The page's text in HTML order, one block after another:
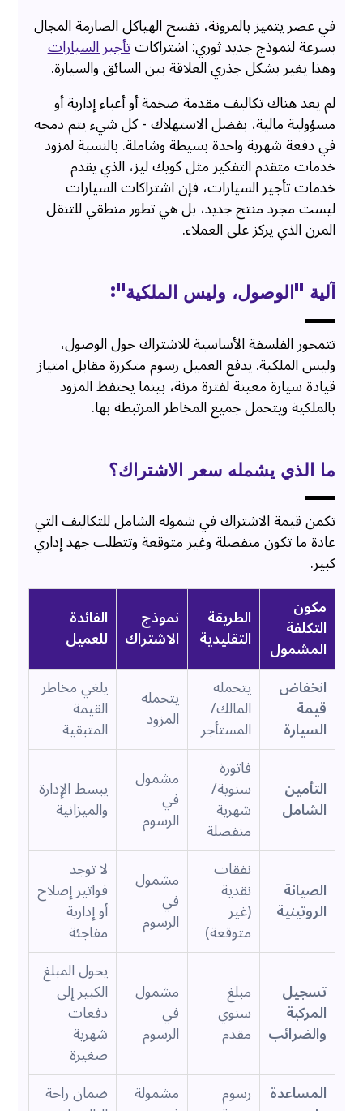
في عصر يتميز بالمرونة، تفسح الهياكل الصارمة المجال
بسرعة لنموذج جديد ثوري: اشتراكاتتأجير السيارات
وهذا يغير بشكل جذري العلاقة بين السائق والسيارة.
لم يعد هناك تكاليف مقدمة ضخمة أو أعباء إدارية أو
مسؤولية مالية، بفضل الاستهلاك - كل شيء يتم دمجه
في دفعة شهرية واحدة بسيطة وشاملة. بالنسبة لمزود
خدمات متقدم التفكير مثل كويك ليز، الذي يقدم
خدمات تأجير السيارات، فإن اشتراكات السيارات
ليست مجرد منتج جديد، بل هي تطور منطقي للتنقل
المرن الذي يركز على العملاء.
آلية ”الوصول، وليس الملكية“:
تتمحور الفلسفة الأساسية للاشتراك حول الوصول،
وليس الملكية. يدفع العميل رسوم متكررة مقابل امتياز
قيادة سيارة معينة لفترة مرنة، بينما يحتفظ المزود
بالملكية ويتحمل جميع المخاطر المرتبطة بها.
ما الذي يشمله سعر الاشتراك؟
تكمن قيمة الاشتراك في شموله الشامل للتكاليف التي
عادة ما تكون منفصلة وغير متوقعة وتتطلب جهد إداري
كبير.
مكون
التكلفة
المشمول
الطريقة
التقليدية
نموذج
الاشتراك
الفائدة
للعميل
انخفاض
قيمة
السيارة
يتحمله
المالك/
المستأجر
يتحمله
المزود
يلغي مخاطر
القيمة
المتبقية
التأمين
الشامل
فاتورة
سنوية/
شهرية
منفصلة
مشمول
في
الرسوم
يبسط الإدارة
والميزانية
الصيانة
الروتينية
نفقات
نقدية
(غير
متوقعة)
مشمول
في
الرسوم
لا توجد
فواتير إصلاح
أو إدارية
مفاجئة
تسجيل
المركبة
والضرائب
مبلغ
سنوي
مقدم
مشمول
في
الرسوم
يحول المبلغ
الكبير إلى
دفعات
شهرية
صغيرة
المساعدة
رسوم مشمولة ضمان راحة